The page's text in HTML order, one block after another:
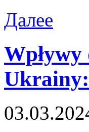
Далее
Wpływy